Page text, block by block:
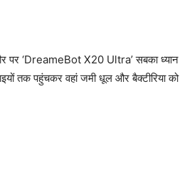
पर ‘DreameBot X20 Ultra’ सबका ध्यान
तक पहुंचकर वहां जमी धूल और बैक्टीरिया को